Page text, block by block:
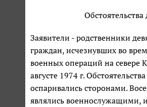
Обстоятельства
Заявители - родственники
граждан, исчезнувших во
военных операций на севере
августе 1974 г.
оспаривались сторонами.
являлись военнослужащими,